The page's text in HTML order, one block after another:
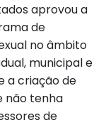
aprovou a
de
no âmbito
municipal e
a criação de
não tenha
de